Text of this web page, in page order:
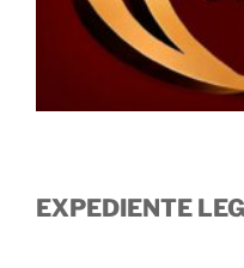
EXPEDIENTE